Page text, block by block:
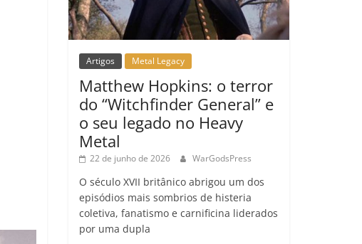
Artigos Metal Legacy
Matthew Hopkins: o terror
do “Witchfinder General” e
o seu legado no Heavy
Metal
22 de junho de 2026 WarGodsPress
O século XVII britânico abrigou um dos
episódios mais sombrios de histeria
coletiva, fanatismo e carnificina liderados
por uma dupla